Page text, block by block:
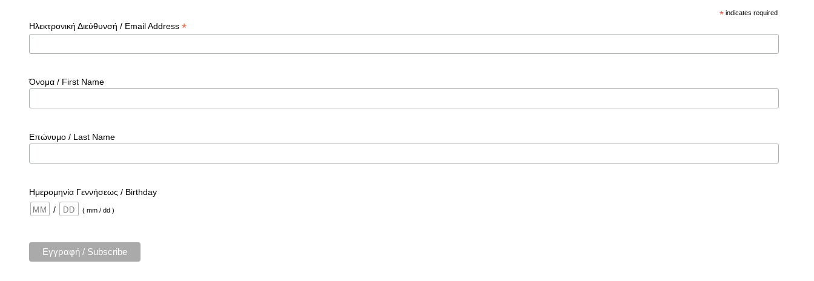
* indicates required
Ηλεκτρονική Διεύθυνσή / Email Address *
Όνομα / First Name
Επώνυμο / Last Name
Ημερομηνία Γεννήσεως / Birthday
/
( mm / dd )